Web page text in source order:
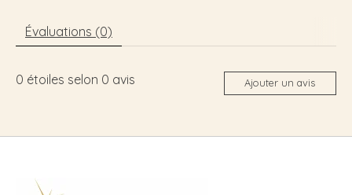
Évaluations (0)
0 étoiles selon 0 avis Ajouter un avis